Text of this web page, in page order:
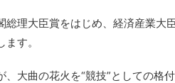
総理大臣賞をはじめ、経済産業大
す。
、大曲の花火を“競技”としての格